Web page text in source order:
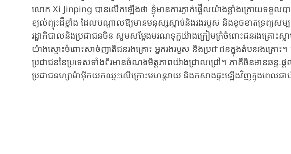
លោក​ ​Xi Jinping​ បាន​លើកឡើងថា​ ​ខ្ញុំមានការភ្ញាក់ផ្អើលយ៉ាងខ្លាំងក្រោយទទួល
ខ្យល់ព្យុះដ៏ខ្លាំង​ ​ដែល​បណ្តាលឱ្យ​មានមនុស្ស​​ស្លាប់និងរងរបួ​ស និងខូចខាតទ្រព្យសម្ប
រដ្ឋាភិបាលនិងប្រជាជនចិន​ សូមសម្តែងមរណទុក្ខយ៉ាងក្រៀមក្រំចំពោះ​ជនរងគ្រោះស្
យ៉ាងស្មោះចំពោះ​សាច់ញាតិជនរងគ្រោះ អ្នករងរបួស​ និងប្រជាជនក្នុងតំបន់រងគ្រោះ
ប្រជាជននៃប្រទេសទាំងពីរមានចំណងមិត្តភាពយ៉ាងជ្រាលជ្រៅ។ ​ភាគីចិន​មានឆន្ទៈ
ប្រជាជនហ្សាម៉ាអ៊ីកយកឈ្នះលើគ្រោះមហន្តរាយ និងកសាងផ្ទះឡើងវិញក្នុងពេលឆ